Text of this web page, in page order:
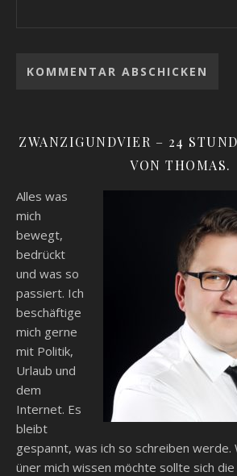
ZWANZIGUNDVIER – 24
VON THOMAS.
Alles was
mich
bewegt,
bedrückt
und was so
passiert. Ich
beschäftige
mich gerne
mit Politik,
Urlaub und
dem
Internet. Es
bleibt
gespannt, was ich so schreiben werde.
üner mich wissen möchte sollte sich die